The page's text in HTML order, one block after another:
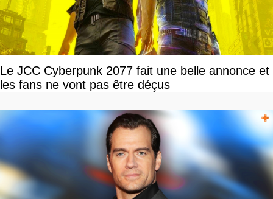
Le JCC Cyberpunk 2077 fait une belle annonce et
les fans ne vont pas être déçus